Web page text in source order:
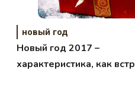
новый год
Новый год 2017 –
характеристика, как